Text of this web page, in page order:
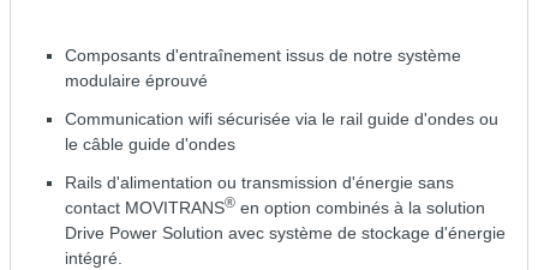
Composants d'entraînement issus de notre système
modulaire éprouvé
Communication wifi sécurisée via le rail guide d'ondes ou
le câble guide d'ondes
Rails d'alimentation ou transmission d'énergie sans
contact MOVITRANS® en option combinés à la solution
Drive Power Solution avec système de stockage d'énergie
intégré.